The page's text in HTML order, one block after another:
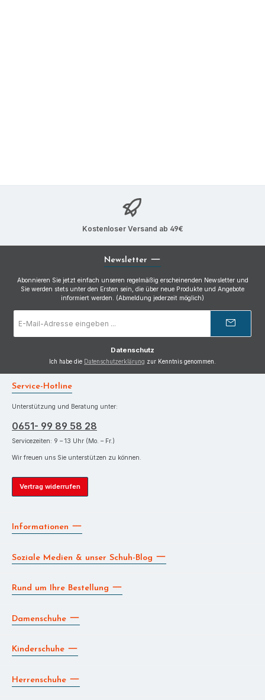
Kostenloser Versand ab 49€
Newsletter
Abonnieren Sie jetzt einfach unseren regelmäßig erscheinenden Newsletter und
Sie werden stets unter den Ersten sein, die über neue Produkte und Angebote
informiert werden. (Abmeldung jederzeit möglich)
Mail-
Datenschutz
Ich habe die Datenschutzerklärung zur Kenntnis genommen.
Service-Hotline
Unterstützung und Beratung unter:
0651- 99 89 58 28
Servicezeiten: 9 – 13 Uhr (Mo. – Fr.)
Wir freuen uns Sie unterstützen zu können.
Vertrag widerrufen
Informationen
Soziale Medien & unser Schuh-Blog
Rund um Ihre Bestellung
Damenschuhe
Kinderschuhe
Herrenschuhe